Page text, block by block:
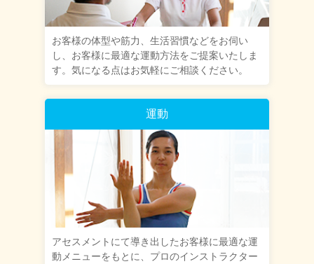
お客様の体型や筋力、生活習慣などをお伺い
し、お客様に最適な運動方法をご提案いたしま
す。気になる点はお気軽にご相談ください。
運動
アセスメントにて導き出したお客様に最適な運
動メニューをもとに、プロのインストラクター